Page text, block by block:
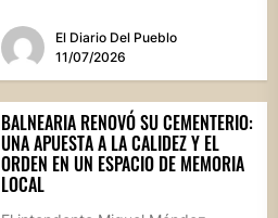
transformado en...
El Diario Del Pueblo
11/07/2026
BALNEARIA RENOVÓ SU CEMENTERIO:
UNA APUESTA A LA CALIDEZ Y EL
ORDEN EN UN ESPACIO DE MEMORIA
LOCAL